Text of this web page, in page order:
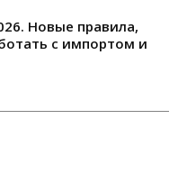
Новые правила,
с импортом и